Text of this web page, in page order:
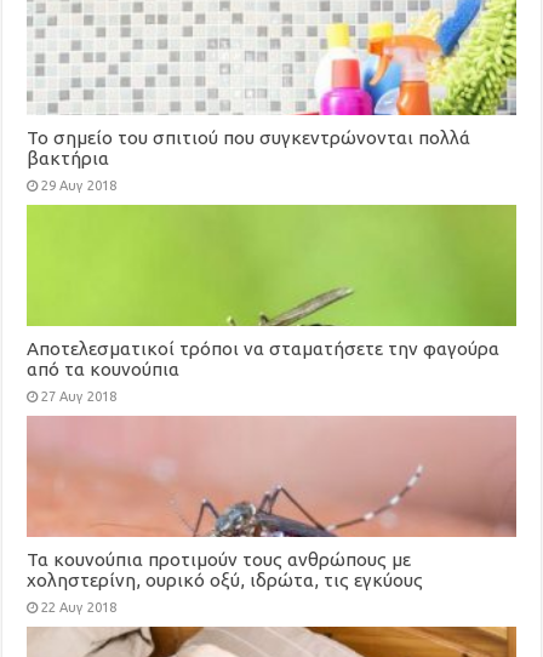
Το σημείο του σπιτιού που συγκεντρώνονται πολλά
βακτήρια
29 Αυγ 2018
Αποτελεσματικοί τρόποι να σταματήσετε την φαγούρα
από τα κουνούπια
27 Αυγ 2018
Τα κουνούπια προτιμούν τους ανθρώπους με
χοληστερίνη, ουρικό οξύ, ιδρώτα, τις εγκύους
22 Αυγ 2018